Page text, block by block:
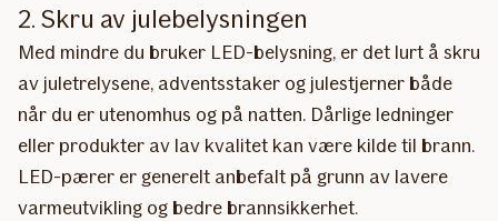
2. Skru av julebelysningen
Med mindre du bruker LED-belysning, er det lurt å skru
av juletrelysene, adventsstaker og julestjerner både
når du er utenomhus og på natten. Dårlige ledninger
eller produkter av lav kvalitet kan være kilde til brann.
LED-pærer er generelt anbefalt på grunn av lavere
varmeutvikling og bedre brannsikkerhet.